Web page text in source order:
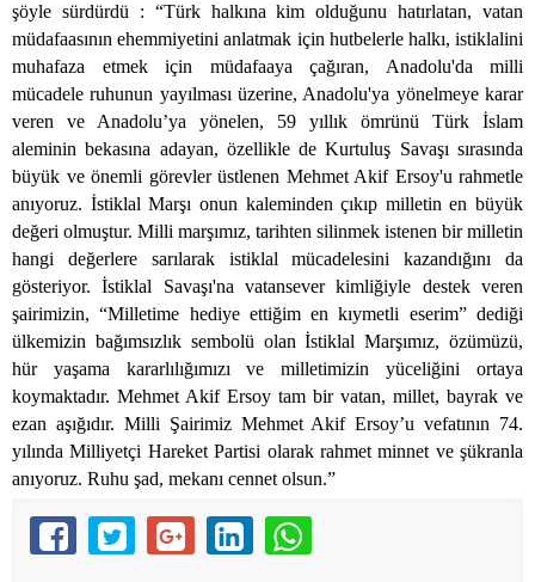
şöyle sürdürdü : “Türk halkına kim olduğunu hatırlatan, vatan
müdafaasının ehemmiyetini anlatmak için hutbelerle halkı, istiklalini
muhafaza etmek için müdafaaya çağıran, Anadolu'da milli
mücadele ruhunun yayılması üzerine, Anadolu'ya yönelmeye karar
veren ve Anadolu’ya yönelen, 59 yıllık ömrünü Türk İslam
aleminin bekasına adayan, özellikle de Kurtuluş Savaşı sırasında
büyük ve önemli görevler üstlenen Mehmet Akif Ersoy'u rahmetle
anıyoruz. İstiklal Marşı onun kaleminden çıkıp milletin en büyük
değeri olmuştur. Milli marşımız, tarihten silinmek istenen bir milletin
hangi değerlere sarılarak istiklal mücadelesini kazandığını da
gösteriyor. İstiklal Savaşı'na vatansever kimliğiyle destek veren
şairimizin, “Milletime hediye ettiğim en kıymetli eserim” dediği
ülkemizin bağımsızlık sembolü olan İstiklal Marşımız, özümüzü,
hür yaşama kararlılığımızı ve milletimizin yüceliğini ortaya
koymaktadır. Mehmet Akif Ersoy tam bir vatan, millet, bayrak ve
ezan aşığıdır. Milli Şairimiz Mehmet Akif Ersoy’u vefatının 74.
yılında Milliyetçi Hareket Partisi olarak rahmet minnet ve şükranla
anıyoruz. Ruhu şad, mekanı cennet olsun.”